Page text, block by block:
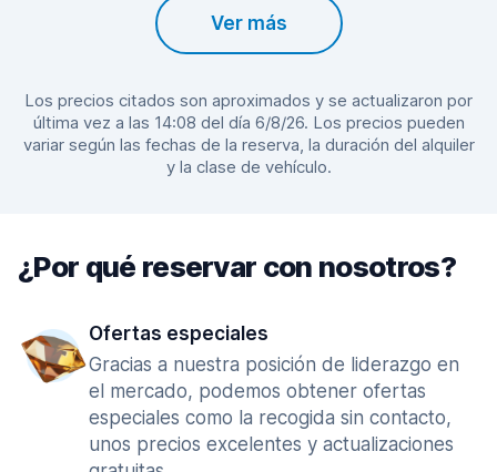
Ver más
Los precios citados son aproximados y se actualizaron por
última vez a las 14:08 del día 6/8/26. Los precios pueden
variar según las fechas de la reserva, la duración del alquiler
y la clase de vehículo.
¿Por qué reservar con nosotros?
Ofertas especiales
Gracias a nuestra posición de liderazgo en
el mercado, podemos obtener ofertas
especiales como la recogida sin contacto,
unos precios excelentes y actualizaciones